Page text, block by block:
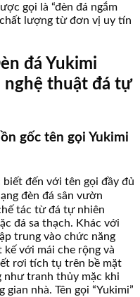
gọi là “đèn đá ngắm
lượng từ đơn vị uy tín
đá Yukimi
nghệ thuật đá tự
gốc tên gọi Yukimi
đến với tên gọi đầy đủ
đèn đá sân vườn
tác từ đá tự nhiên
đá sa thạch. Khác với
trung vào chức năng
với mái che rộng và
rơi tích tụ trên bề mặt
như tranh thủy mặc khi
nhà. Tên gọi “Yukimi”